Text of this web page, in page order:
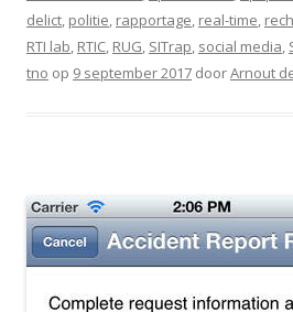
delict, politie, rapportage, real-time,
RTI lab, RTIC, RUG, SITrap, social media,
tno op 9 september 2017 doorArnout